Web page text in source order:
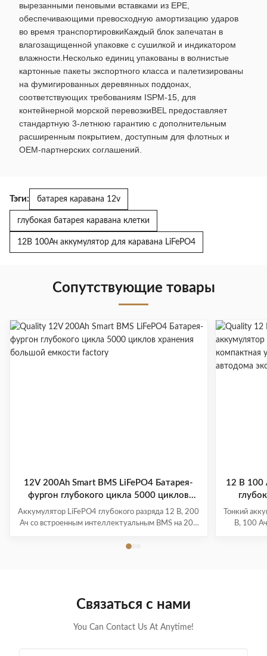
вырезанными пеновыми вставками из EPE,
обеспечивающими превосходную амортизацию ударов
во время транспортировкиКаждый блок запечатан в
влагозащищенной упаковке с сушилкой и индикатором
влажности.Несколько единиц упакованы в волнистые
картонные пакеты экспортного класса и палетизированы
на фумигированных деревянных поддонах,
соответствующих требованиям ISPM-15, для
контейнерной морской перевозкиBEL предоставляет
стандартную 3-летнюю гарантию с дополнительным
расширенным покрытием, доступным для флотных и
OEM-партнерских соглашений.
Тэги: батарея каравана 12v
глубокая батарея каравана клетки
12В 100Ач аккумулятор для каравана LiFePO4
Сопутствующие товары
12V 200Ah Smart BMS LiFePO4 Батарея-
фургон глубокого цикла 5000 циклов
хранения большой емкости
Аккумулятор LiFePO4 глубокого разряда 12 В, 200
Ач со встроенным интеллектуальным BMS на 200
и автономных сетях. Обеспечивает более 5000
12 В 100
Тонкий
В, 100
Связаться с нами
You Can Contact Us At Anytime!